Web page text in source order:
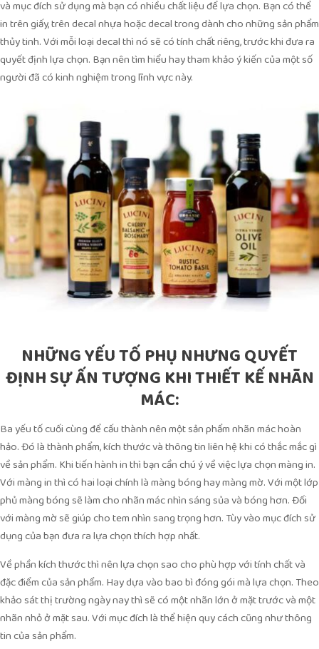
và mục đích sử dụng mà bạn có nhiều chất liệu để lựa chọn. Bạn có thể
in trên giấy, trên decal nhựa hoặc decal trong dành cho những sản phẩm
thủy tinh. Với mỗi loại decal thì nó sẽ có tính chất riêng, trước khi đưa ra
quyết định lựa chọn. Bạn nên tìm hiểu hay tham khảo ý kiến của một số
người đã có kinh nghiệm trong lĩnh vực này.
NHỮNG YẾU TỐ PHỤ NHƯNG QUYẾT
ĐỊNH SỰ ẤN TƯỢNG KHI THIẾT KẾ NHÃN
MÁC:
Ba yếu tố cuối cùng để cấu thành nên một sản phẩm nhãn mác hoàn
hảo. Đó là thành phẩm, kích thước và thông tin liên hệ khi có thắc mắc gì
về sản phẩm. Khi tiến hành in thì bạn cần chú ý về việc lựa chọn màng in.
Với màng in thì có hai loại chính là màng bóng hay màng mờ. Với một lớp
phủ màng bóng sẽ làm cho nhãn mác nhìn sáng sủa và bóng hơn. Đối
với màng mờ sẽ giúp cho tem nhìn sang trọng hơn. Tùy vào mục đích sử
dụng của bạn đưa ra lựa chọn thích hợp nhất.
Về phần kích thước thì nên lựa chọn sao cho phù hợp với tính chất và
đặc điểm của sản phẩm. Hay dựa vào bao bì đóng gói mà lựa chọn. Theo
khảo sát thị trường ngày nay thì sẽ có một nhãn lớn ở mặt trước và một
nhãn nhỏ ở mặt sau. Với mục đích là thể hiện quy cách cũng như thông
tin của sản phẩm.